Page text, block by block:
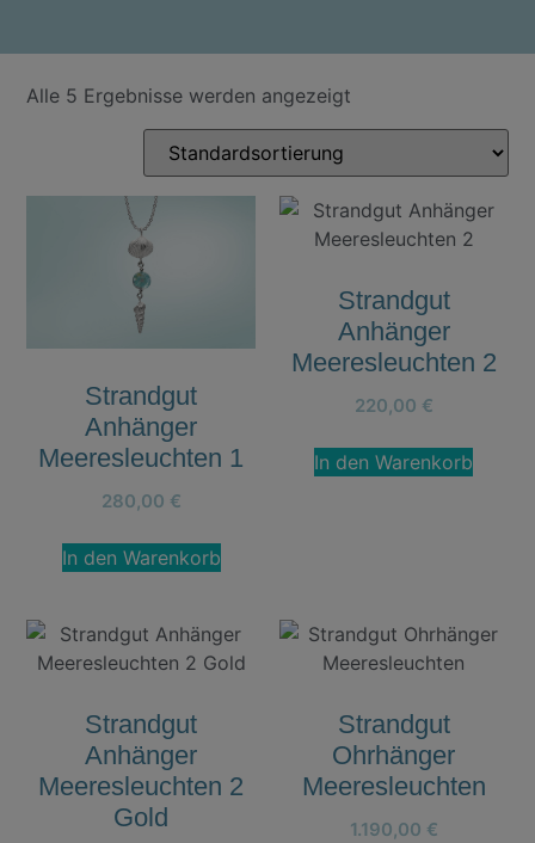
Alle 5 Ergebnisse werden angezeigt
Strandgut
Anhänger
Meeresleuchten 1
280,00 €
In den Warenkorb
Strandgut
Anhänger
Meeresleuchten 2
220,00 €
In den Warenkorb
Strandgut
Anhänger
Meeresleuchten 2
Gold
Strandgut
Ohrhänger
Meeresleuchten
1.190,00 €